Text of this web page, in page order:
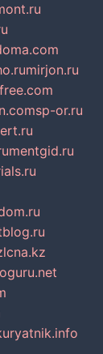
mirjon.ru
sp-or.ru
lcna.kz